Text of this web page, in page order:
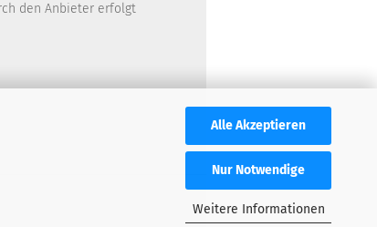
Alle Akzeptieren
Nur Notwendige
Weitere Informationen
den Anbieter erfolgt